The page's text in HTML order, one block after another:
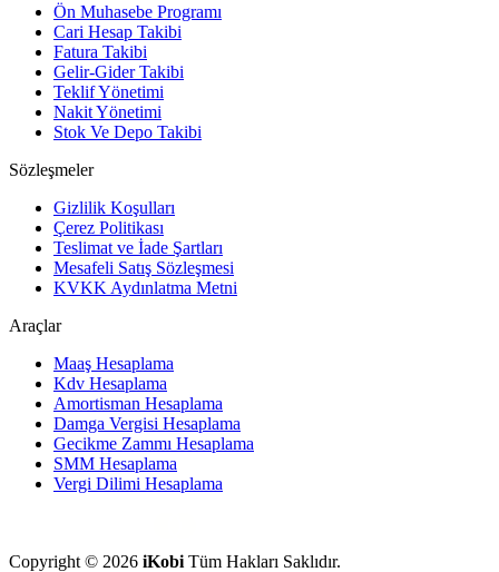
Ön Muhasebe Programı
Cari Hesap Takibi
Fatura Takibi
Gelir-Gider Takibi
Teklif Yönetimi
Nakit Yönetimi
Stok Ve Depo Takibi
Sözleşmeler
Gizlilik Koşulları
Çerez Politikası
Teslimat ve İade Şartları
Mesafeli Satış Sözleşmesi
KVKK Aydınlatma Metni
Araçlar
Maaş Hesaplama
Kdv Hesaplama
Amortisman Hesaplama
Damga Vergisi Hesaplama
Gecikme Zammı Hesaplama
SMM Hesaplama
Vergi Dilimi Hesaplama
Copyright © 2026 iKobi Tüm Hakları Saklıdır.